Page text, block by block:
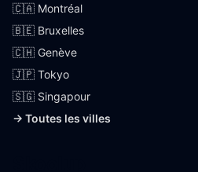
🇨🇦 Montréal
🇧🇪 Bruxelles
🇨🇭 Genève
🇯🇵 Tokyo
🇸🇬 Singapour
→ Toutes les villes